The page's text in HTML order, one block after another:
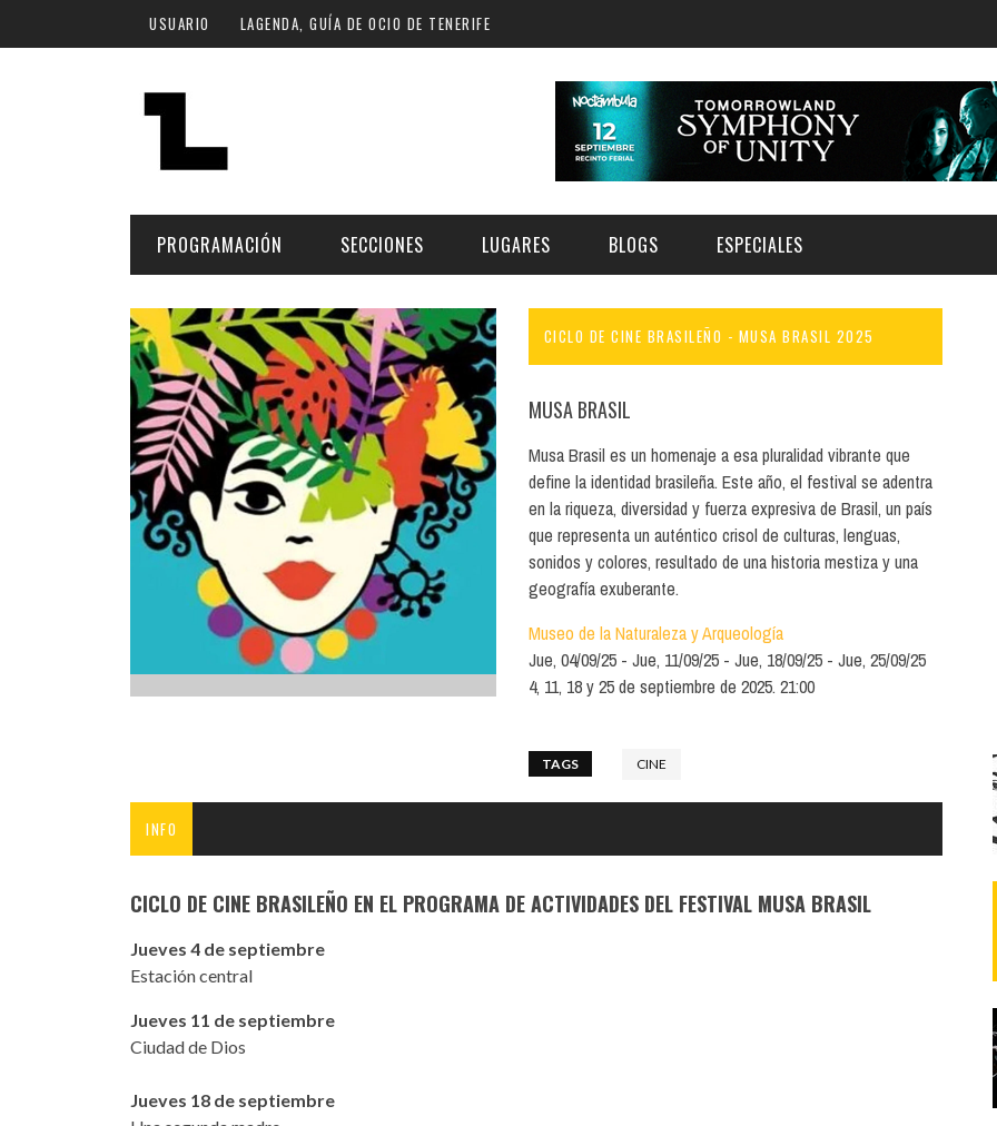
Pasar al contenido principal
USUARIO LAGENDA, GUÍA DE OCIO DE TENERIFE
PROGRAMACIÓN
FECHA
Hoy
Plan Finde
LUGAR
Norte
Santa Cruz | La Laguna
Islas
Deporte y Naturaleza
Gastro
Infantil
SECCIONES
MÚSICA
ESCÉNICAS
CULTURA
GASTRONOMÍA
INFANTIL
LUGARES
ARTE | MUSEOS
SALAS Y AUDITORIOS
ESPACIOS CULTURALES
NOCHE
LOCALES CON ACTUACIONES
COMERCIO
FORMATIVO
BLOGS ESPECIALES
FESTIVAL BOREAL 2026
XXVII VERANO DE CUENTO
CICLO DE CINE BRASILEÑO - MUSA BRASIL 2025
MUSA BRASIL
Musa Brasil es un homenaje a esa pluralidad vibrante que
define la identidad brasileña. Este año, el festival se adentra
en la riqueza, diversidad y fuerza expresiva de Brasil, un país
que representa un auténtico crisol de culturas, lenguas,
sonidos y colores, resultado de una historia mestiza y una
geografía exuberante.
Museo de la Naturaleza y Arqueología
Jue, 04/09/25
Jue, 11/09/25 Jue, 18/09/25
Jue, 25/09/25
4, 11, 18 y 25 de septiembre de 2025. 21:00
TAGS CINE
INFO
CICLO DE CINE BRASILEÑO EN EL PROGRAMA DE ACTIVIDADES DEL FESTIVAL MUSA BRASIL
Jueves 4 de septiembre
Estación central
Jueves 11 de septiembre
Ciudad de Dios
Jueves 18 de septiembre